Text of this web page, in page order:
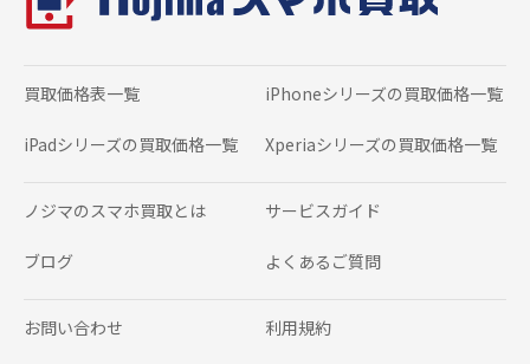
買取価格表一覧 iPhoneシリーズの 買取価格一覧
iPadシリーズの 買取価格一覧 Xperiaシリーズの 買取価格一覧
ノジマのスマホ買取とは サービスガイド
ブログ よくあるご質問
お問い合わせ 利用規約